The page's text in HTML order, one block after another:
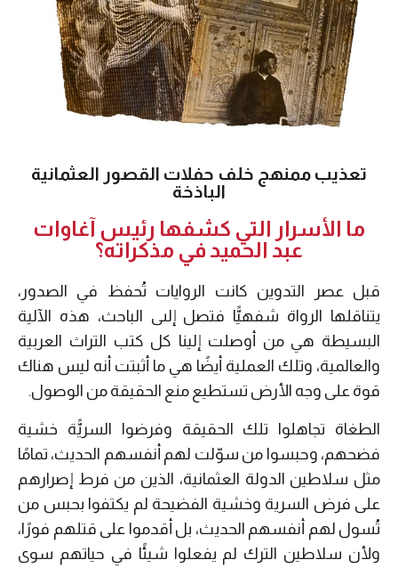
تعذيب ممنهج خلف حفلات القصور العثمانية
الباذخة
ما الأسرار التي كشفها رئيس آغاوات
عبد الحميد في مذكراته؟
قبل عصر التدوين كانت الروايات تُحفظ في الصدور،
يتناقلها الرواة شفهيًّا فتصل إلىى الباحث، هذه الآلية
البسيطة هي من أوصلت إلينا كل كتب التراث العربية
والعالمية، وتلك العملية أيضًا هي ما أثبتت أنه ليس هناك
قوة على وجه الأرض تستطيع منع الحقيقة من الوصول.
الطغاة تجاهلوا تلك الحقيقة وفرضوا السريًّة خشية
فضحهم، وحبسوا من سوّلت لهم أنفسهم الحديث، تمامًا
مثل سلاطين الدولة العثمانية، الذين من فرط إصرارهم
على فرض السرية وخشية الفضيحة لم يكتفوا بحبس من
تُسول لهم أنفسهم الحديث، بل أقدموا على قتلهم فورًا،
ولأن سلاطين الترك لم يفعلوا شيئًا في حياتهم سوى